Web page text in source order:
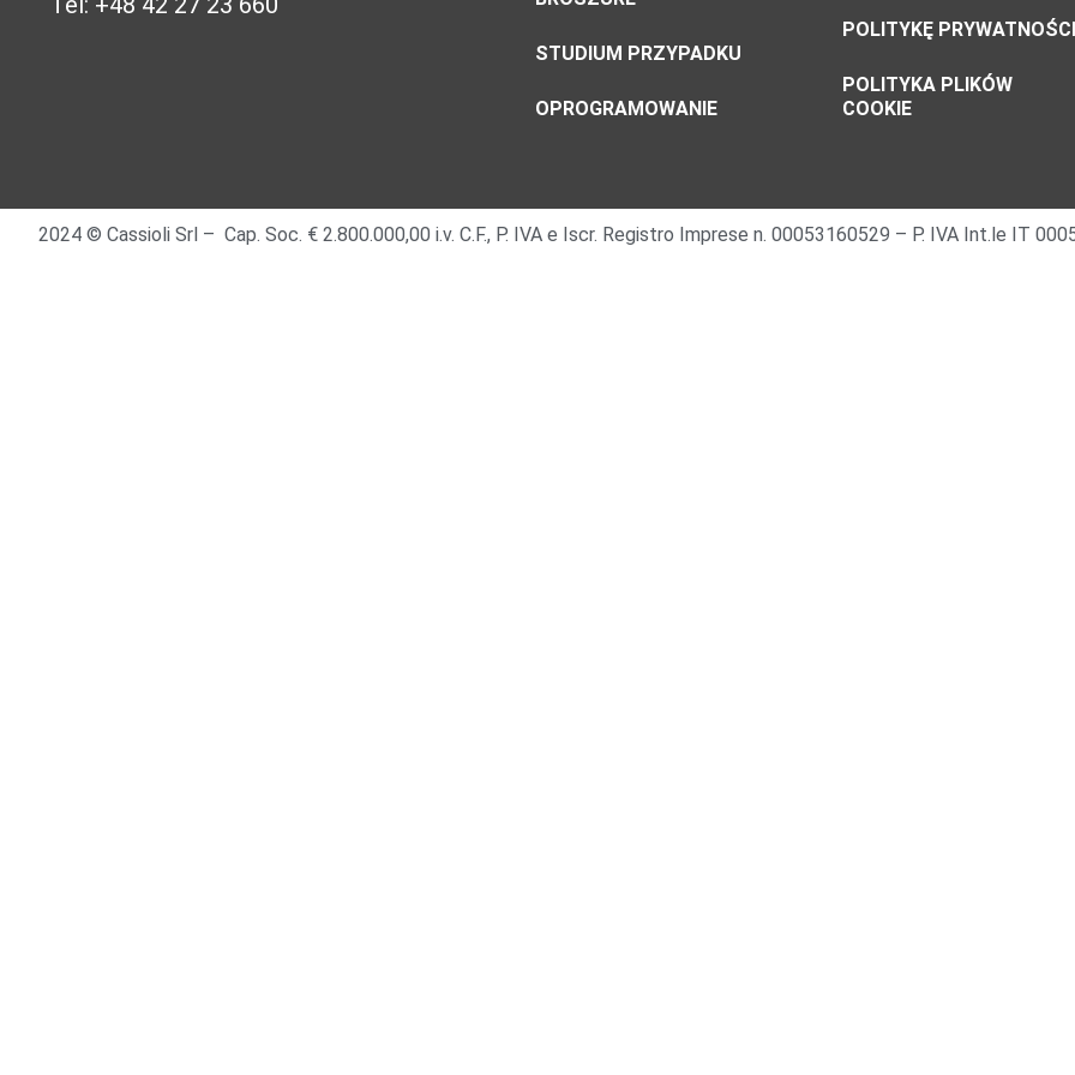
STUDIUM PRZYPADKU
OPROGRAMOWANIE
POLITYKĘ PRYWATNOŚCI
POLITYKA PLIKÓW
COOKIE
2024 © Cassioli Srl – Cap. Soc. € 2.800.000,00 i.v. C.F., P. IVA e Iscr. Registro Imprese n. 00053160529 – P. IVA Int.le IT